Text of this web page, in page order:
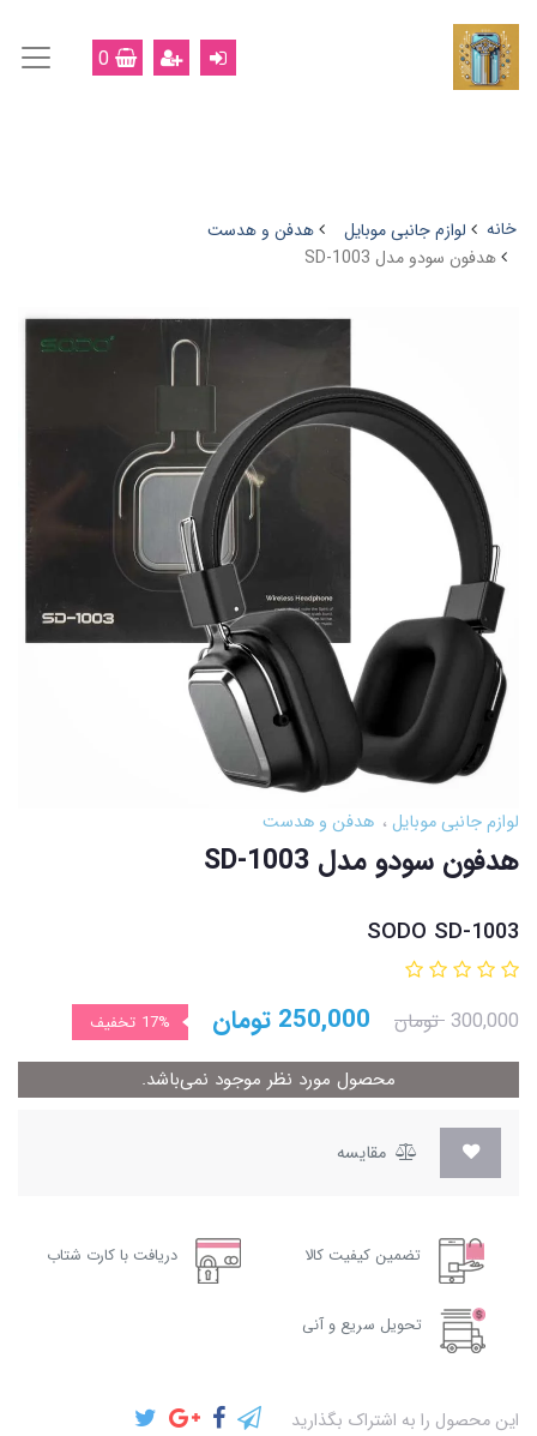
0
خانه لوازم جانبی موبایل
هدفن و هدست
هدفون سودو مدل SD-1003
لوازم جانبی موبایل هدفن و هدست
هدفون سودو مدل SD-1003
SODO SD-1003
300,000 تومان 250,000 تومان 17% تخفیف
محصول مورد نظر موجود نمی‌باشد.
مقایسه
تضمین کیفیت کالا دریافت با کارت شتاب
تحویل سریع و آنی
این محصول را به اشتراک بگذارید